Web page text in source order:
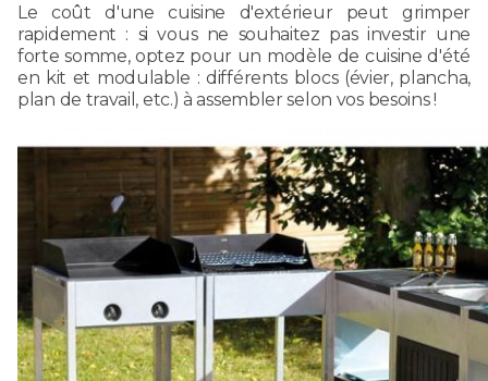
Le coût d'une cuisine d'extérieur peut grimper
rapidement : si vous ne souhaitez pas investir une
forte somme, optez pour un modèle de cuisine d'été
en kit et modulable : différents blocs (évier, plancha,
plan de travail, etc.) à assembler selon vos besoins !